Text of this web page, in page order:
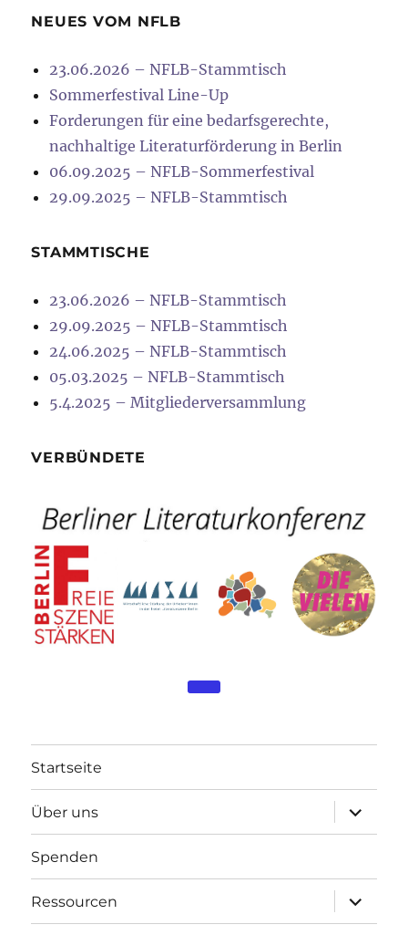
NEUES VOM NFLB
23.06.2026 – NFLB-Stammtisch
Sommerfestival Line-Up
Forderungen für eine bedarfsgerechte,
nachhaltige Literaturförderung in Berlin
06.09.2025 – NFLB-Sommerfestival
29.09.2025 – NFLB-Stammtisch
STAMMTISCHE
23.06.2026 – NFLB-Stammtisch
29.09.2025 – NFLB-Stammtisch
24.06.2025 – NFLB-Stammtisch
05.03.2025 – NFLB-Stammtisch
5.4.2025 – Mitgliederversammlung
VERBÜNDETE
Startseite
Über uns
öffnen
Spenden
Ressourcen
öffnen